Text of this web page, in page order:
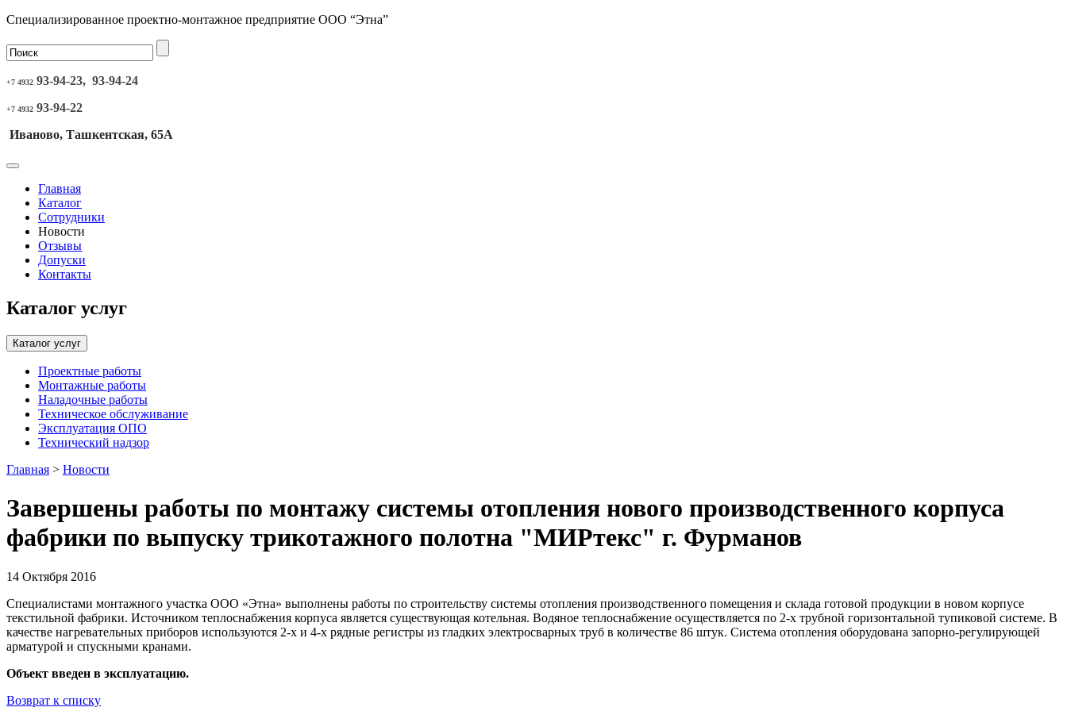
Специализированное проектно-монтажное предприятие ООО “Этна”
+7 4932 93-94-23, 93-94-24
+7 4932 93-94-22
Иваново, Ташкентская, 65А
Главная
Каталог
Сотрудники
Новости
Отзывы
Допуски
Контакты
Каталог услуг
Каталог услуг
Проектные работы
Монтажные работы
Наладочные работы
Техническое обслуживание
Эксплуатация ОПО
Технический надзор
Главная > Новости
Завершены работы по монтажу системы отопления нового производственного корпуса
фабрики по выпуску трикотажного полотна "МИРтекс" г. Фурманов
14 Октября 2016
Специалистами монтажного участка ООО «Этна» выполнены работы по строительству системы отопления производственного помещения и склада готовой продукции в новом корпусе
текстильной фабрики. Источником теплоснабжения корпуса является существующая котельная. Водяное теплоснабжение осуществляется по 2-х трубной горизонтальной тупиковой системе. В
качестве нагревательных приборов используются 2-х и 4-х рядные регистры из гладких электросварных труб в количестве 86 штук. Система отопления оборудована запорно-регулирующей
арматурой и спускными кранами.
Объект введен в эксплуатацию.
Возврат к списку